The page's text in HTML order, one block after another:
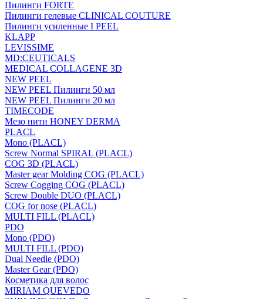
Пилинги FORTE
Пилинги гелевые CLINICAL COUTURE
Пилинги усиленные I PEEL
KLAPP
LEVISSIME
MD:CEUTICALS
MEDICAL COLLAGENE 3D
NEW PEEL
NEW PEEL Пилинги 50 мл
NEW PEEL Пилинги 20 мл
TIMECODE
Мезо нити HONEY DERMA
PLACL
Mono (PLACL)
Screw Normal SPIRAL (PLACL)
COG 3D (PLACL)
Master gear Molding COG (PLACL)
Screw Cogging COG (PLACL)
Screw Double DUO (PLACL)
COG for nose (PLACL)
MULTI FILL (PLACL)
PDO
Mono (PDO)
MULTI FILL (PDO)
Dual Needle (PDO)
Master Gear (PDO)
Косметика для волос
MIRIAM QUEVEDO